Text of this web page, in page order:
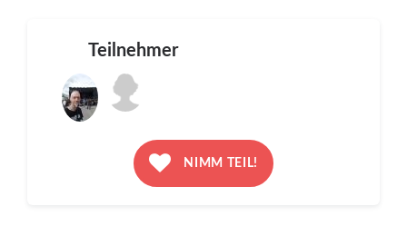
Teilnehmer
NIMM TEIL!